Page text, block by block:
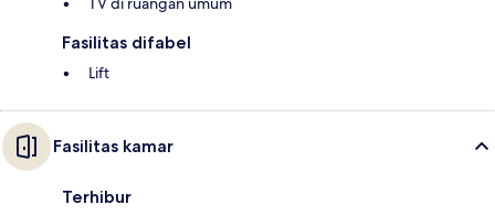
Fasilitas difabel
Lift
Fasilitas kamar
Terhibur